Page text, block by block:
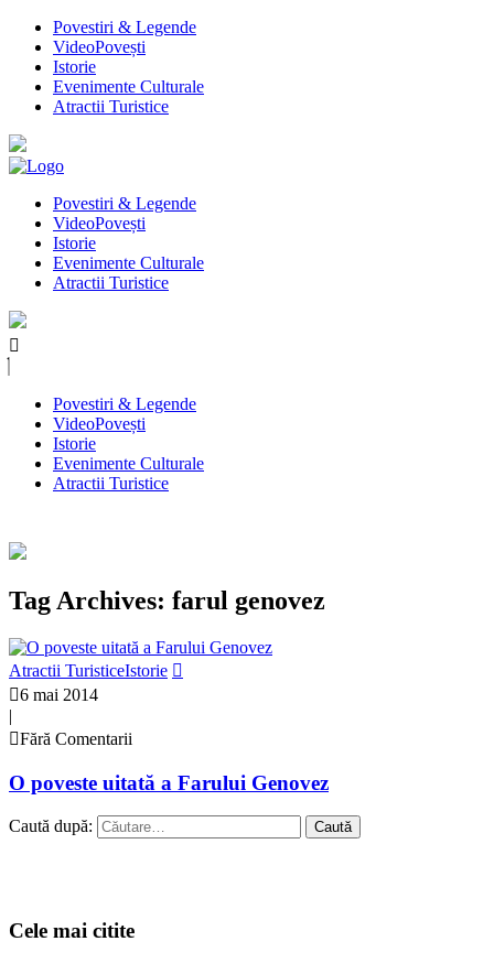
Povestiri & Legende
VideoPovești
Istorie
Evenimente Culturale
Atractii Turistice
Povestiri & Legende
VideoPovești
Istorie
Evenimente Culturale
Atractii Turistice
Povestiri & Legende
VideoPovești
Istorie
Evenimente Culturale
Atractii Turistice
Tag Archives: farul genovez
Atractii TuristiceIstorie
6 mai 2014
|
Fără Comentarii
O poveste uitată a Farului Genovez
Caută după:
Cele mai citite